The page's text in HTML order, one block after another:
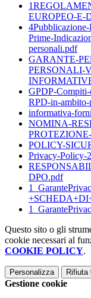
EUROPEO-E-
Prime-
personali.pdf
GARANTE-
PERSONALI-
GPDP-Compiti-
RPD-in-
informativa-
NOMINA-
POLICY-
Privacy-Policy-
DPO.pdf
Questo sito o gli
cookie necessari al
COOKIE POLICY.
Personalizza Rifiuta
Gestione cookie